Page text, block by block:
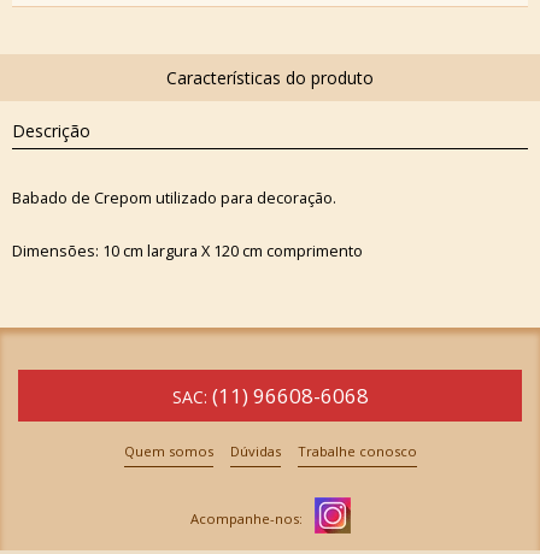
Descrição
Babado de Crepom utilizado para decoração.
Dimensões: 10 cm largura X 120 cm comprimento
SAC: (11) 96608-6068
Quem somos Dúvidas Trabalhe conosco